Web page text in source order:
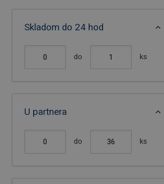
Skladom do 24 hod
do ks
U partnera
do ks